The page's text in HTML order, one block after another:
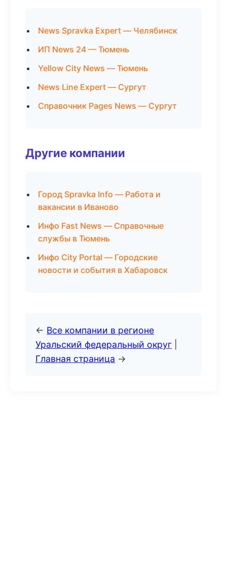
News Spravka Expert — Челябинск
ИП News 24 — Тюмень
Yellow City News — Тюмень
News Line Expert — Сургут
Справочник Pages News — Сургут
Другие компании
Город Spravka Info — Работа и
вакансии в Иваново
Инфо Fast News — Справочные
службы в Тюмень
Инфо City Portal — Городские
новости и события в Хабаровск
← Все компании в регионе
Уральский федеральный округ
Главная страница →